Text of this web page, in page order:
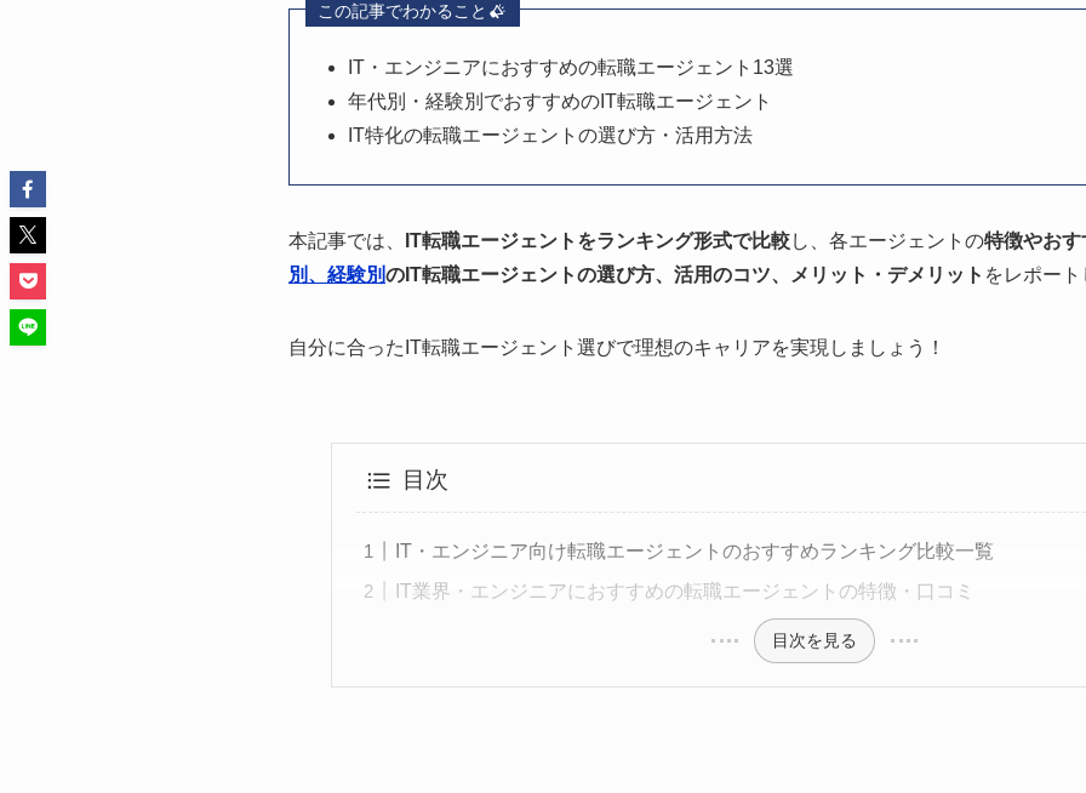
この記事でわかること
IT・エンジニアにおすすめの転職エージェント13選
年代別・経験別でおすすめのIT転職エージェント
IT特化の転職エージェントの選び方・活用方法
本記事では、 IT転職エージェントをランキング形式で比較し、各エージェントの特徴やお
別、経験別のIT転職エージェントの選び方、活用のコツ、メリット・デメリット をレポー
自分に合ったIT転職エージェント選びで理想のキャリアを実現しましょう！
目次
IT・エンジニア向け転職エージェントのおすすめランキング比較一覧
IT業界・エンジニアにおすすめの転職エージェントの特徴・口コミ
目次を見る